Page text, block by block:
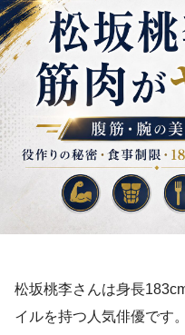
松坂桃李さんは身長
イルを持つ人気俳優です